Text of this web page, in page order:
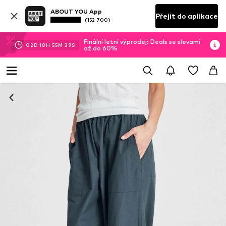
ABOUT YOU App
(152 700) Přejít do aplikace
02D 18H 55M 39S
Finální letní výprodej: Deals se slevami
až do 60%